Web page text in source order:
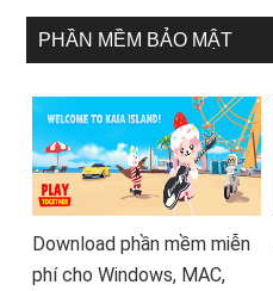
PHẦN MỀM BẢO MẬT
Download phần mềm miễn
phí cho Windows, MAC,